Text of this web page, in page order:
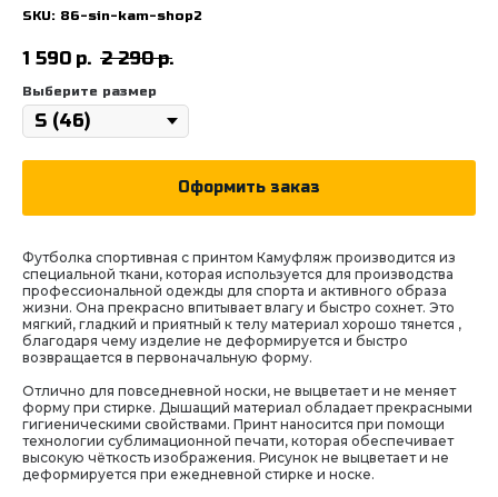
SKU: 86-sin-kam-shop2
1 590 р. 2 290 р.
Выберите размер
Оформить заказ
Футболка спортивная с принтом Камуфляж производится из
специальной ткани, которая используется для производства
профессиональной одежды для спорта и активного образа
жизни. Она прекрасно впитывает влагу и быстро сохнет. Это
мягкий, гладкий и приятный к телу материал хорошо тянется ,
благодаря чему изделие не деформируется и быстро
возвращается в первоначальную форму.
Отлично для повседневной носки, не выцветает и не меняет
форму при стирке. Дышащий материал обладает прекрасными
гигиеническими свойствами. Принт наносится при помощи
технологии сублимационной печати, которая обеспечивает
высокую чёткость изображения. Рисунок не выцветает и не
деформируется при ежедневной стирке и носке.